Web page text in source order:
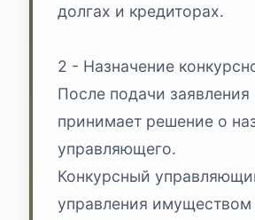
долгах и кредиторах.
2 - Назначение
После подачи
принимает решение о
управляющего.
Конкурсный
управления имуществом